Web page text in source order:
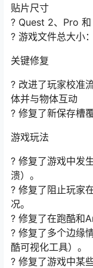
贴片尺寸
? Quest 2、Pro
? 游戏文件总大小
关键修复
? 改进了玩家校准
体并与物体互动
? 修复了新保存槽
游戏玩法
? 修复了游戏中发
溃）。
? 修复了阻止玩家
况。
? 修复了在跑酷和
? 修复了多个边缘
酷可视化工具）。
? 修复了游戏中某